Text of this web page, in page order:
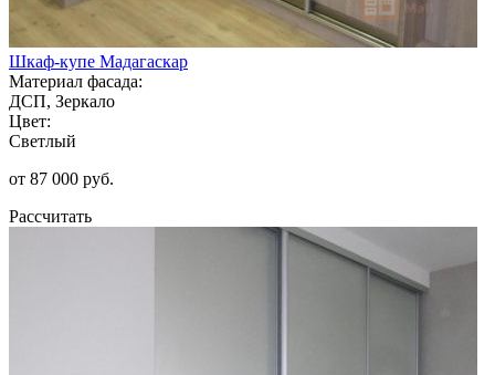
Шкаф-купе Мадагаскар
Материал фасада:
ДСП, Зеркало
Цвет:
Светлый
от 87 000 руб.
Рассчитать